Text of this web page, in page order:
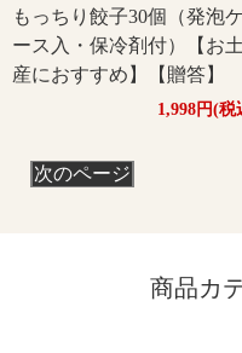
もっちり餃子30個（発泡ケ
ース入・保冷剤付）【お土
産におすすめ】【贈答】
1,998円(税
次のページ
商品カ